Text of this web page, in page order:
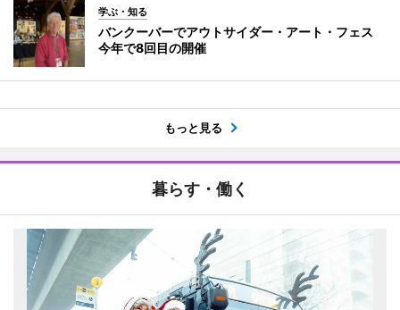
学ぶ・知る
バンクーバーでアウトサイダー・アート・フェス
今年で8回目の開催
もっと見る
暮らす・働く